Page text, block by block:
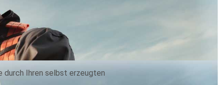
durch Ihren selbst erzeugten